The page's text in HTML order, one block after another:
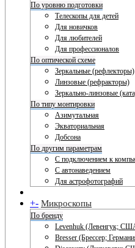
По уровню подготовки
Телескопы для детей
Для новичков
Для любителей
Для профессионалов
По оптической схеме
Зеркальные (рефлекторы)
Линзовые (рефракторы)
Зеркально-линзовые
По типу монтировки
Азимутальная
Экваториальная
Добсона
По другим параметрам
С подключением к
С автонаведением
Для астрофотографий
+- Микроскопы
По бренду
Levenhuk (Левенгук;
Bresser (Брессер;